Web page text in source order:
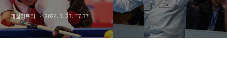
데일리트리 2024. 3. 23. 17:37